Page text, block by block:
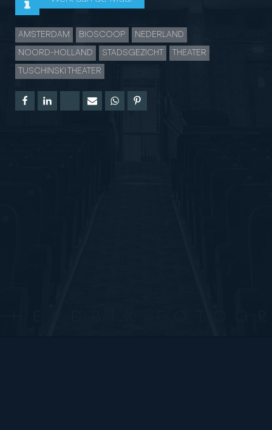
AMSTERDAM BIOSCOOP NEDERLAND
NOORD-HOLLAND STADSGEZICHT THEATER
TUSCHINSKI THEATER